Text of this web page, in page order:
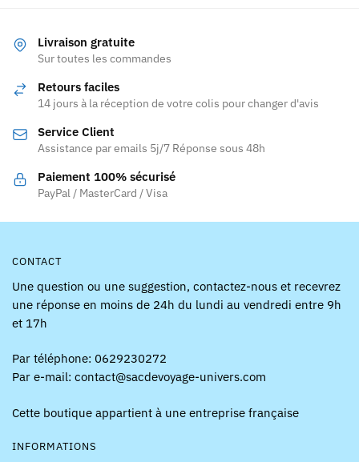
variations.
Les
peuvent
choisies
sur
la
page
être
sur
Livraison gratuite
Sur toutes les commandes
Retours faciles
14 jours à la réception de votre colis pour changer d'avis
Service Client
Assistance par emails 5j/7 Réponse sous 48h
Paiement 100% sécurisé
PayPal / MasterCard / Visa
CONTACT
Une question ou une suggestion, contactez-nous et recevrez
une réponse en moins de 24h du lundi au vendredi entre 9h
et 17h
Par téléphone: 0629230272
Par e-mail: contact@sacdevoyage-univers.com
Cette boutique appartient à une entreprise française
INFORMATIONS